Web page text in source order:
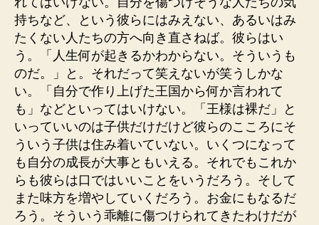
持ちなど、という彼らにはみえない、あるいはみ
たくない人たちの方へ向き直さねば。彼らはい
う。「人生何が起きるかわからない。そういうも
のだ。」と。それだって笑えないが笑うしかな
い。「自分で作り上げた王国から何か言われて
も」などといってはいけない。「王様は裸だ」と
いっていいのは子供だけだけど彼らのこころにそ
ういう子供は住み着いていない。いくつになって
も自分の成長が大事ともいえる。それでもこれか
らも彼らは口ではいいことをいうだろう。そして
また味方を増やしていくだろう。お金にもなるだ
ろう。そういう乖離に傷つけられてきたわけだが